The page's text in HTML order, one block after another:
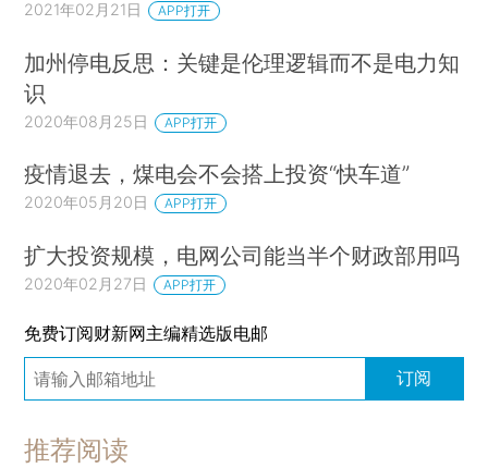
2021年02月21日 APP打开
加州停电反思：关键是伦理逻辑而不是电力知
识
2020年08月25日 APP打开
疫情退去，煤电会不会搭上投资“快车道”
2020年05月20日 APP打开
扩大投资规模，电网公司能当半个财政部用吗
2020年02月27日 APP打开
免费订阅财新网主编精选版电邮
订阅
推荐阅读